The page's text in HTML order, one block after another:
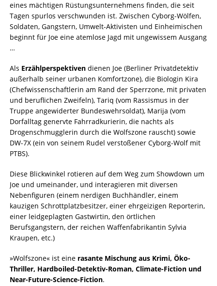
eines mächtigen Rüstungsunternehmens finden, die seit
Tagen spurlos verschwunden ist. Zwischen Cyborg-Wölfen,
Soldaten, Gangstern, Umwelt-Aktivisten und Einheimischen
beginnt für Joe eine atemlose Jagd mit ungewissem Ausgang
…
Als Erzählperspektiven dienen Joe (Berliner Privatdetektiv
außerhalb seiner urbanen Komfortzone), die Biologin Kira
(Chefwissenschaftlerin am Rand der Sperrzone, mit privaten
und beruflichen Zweifeln), Tariq (vom Rassismus in der
Truppe angewiderter Bundeswehrsoldat), Marija (vom
Dorfalltag genervte Fahrradkurierin, die nachts als
Drogenschmugglerin durch die Wolfszone rauscht) sowie
DW-7X (ein von seinem Rudel verstoßener Cyborg-Wolf mit
PTBS).
Diese Blickwinkel rotieren auf dem Weg zum Showdown um
Joe und umeinander, und interagieren mit diversen
Nebenfiguren (einem nerdigen Buchhändler, einem
kauzigen Schrottplatzbesitzer, einer ehrgeizigen Reporterin,
einer leidgeplagten Gastwirtin, den örtlichen
Berufsgangstern, der reichen Waffenfabrikantin Sylvia
Kraupen, etc.)
»Wolfszone« ist eine rasante Mischung aus Krimi, Öko-
Thriller, Hardboiled-Detektiv-Roman, Climate-Fiction und
Near-Future-Science-Fiction.